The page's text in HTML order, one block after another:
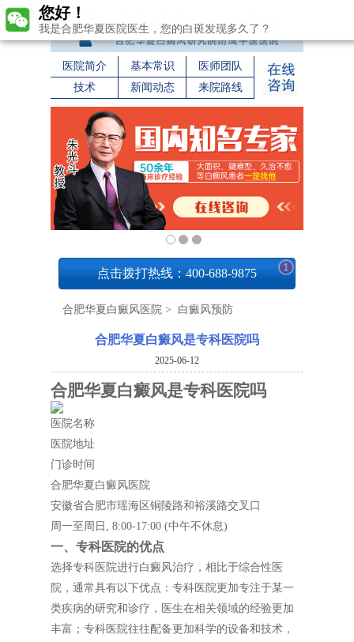
医院简介 基本常识
医师团队
技术
新闻动态 来院路线
点击拨打热线：400-688-9875 1
合肥华夏白癜风医院 > 白癜风预防
合肥华夏白癜风是专科医院吗
2025-06-12
合肥华夏白癜风是专科医院吗
医院名称
医院地址
门诊时间
合肥华夏白癜风医院
安徽省合肥市瑶海区铜陵路和裕溪路交叉口
周一至周日, 8:00-17:00 (中午不休息)
一、专科医院的优点
选择专科医院进行白癜风治疗，相比于综合性医
院，通常具有以下优点：专科医院更加专注于某一
类疾病的研究和诊疗，医生在相关领域的经验更加
丰富；专科医院往往配备更加科学的设备和技术，
您好！
我是合肥华夏医院医生，您的白斑发现多久了？